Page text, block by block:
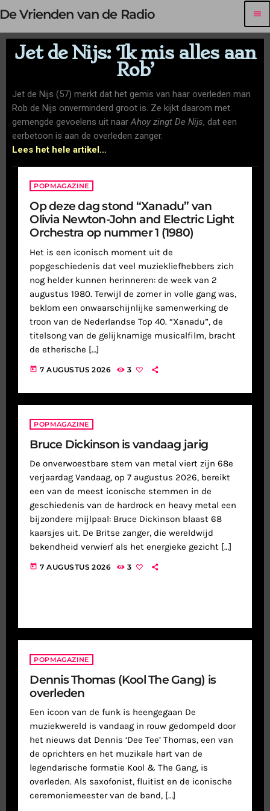
De Vrienden van de Radio menu
Jet de Nijs: ‘Ik mis alles aan
Rob’
Jet de Nijs (57) merkt dat het gemis van haar overleden man
Rob de Nijs onverminderd groot is. Ze kijkt daarom met
gemengde gevoelens uit naarAhoy zingt De Nijs, dat een
eerbetoon is aan de overleden zanger.
Lees het hele artikel…
POPMAGAZINE
Op deze dag stond “Xanadu” van
Olivia Newton-John and Electric Light
Orchestra op nummer 1 (1980)
Het is een iconisch moment uit de
popgeschiedenis dat veel muziekliefhebbers zich
nog helder kunnen herinneren: de week van 2
augustus 1980. Terwijl de zomer in volle gang was,
beklom een onwaarschijnlijke samenwerking de
troon van de Nederlandse Top 40. “Xanadu”, de
titelsong van de gelijknamige musicalfilm, bracht
de etherische […]
today 7 AUGUSTUS 2026 3
POPMAGAZINE
Bruce Dickinson is vandaag jarig
De onverwoestbare stem van metal viert zijn 68e
verjaardag Vandaag, op 7 augustus 2026, bereikt
een van de meest iconische stemmen in de
geschiedenis van de hardrock en heavy metal een
bijzondere mijlpaal: Bruce Dickinson blaast 68
kaarsjes uit. De Britse zanger, die wereldwijd
bekendheid verwierf als het energieke gezicht […]
today 7 AUGUSTUS 2026 3
POPMAGAZINE
Dennis Thomas (Kool The Gang) is
overleden
Een icoon van de funk is heengegaan De
muziekwereld is vandaag in rouw gedompeld door
het nieuws dat Dennis ‘Dee Tee’ Thomas, een van
de oprichters en het muzikale hart van de
legendarische formatie Kool & The Gang, is
overleden. Als saxofonist, fluitist en de iconische
ceremoniemeester van de band, […]